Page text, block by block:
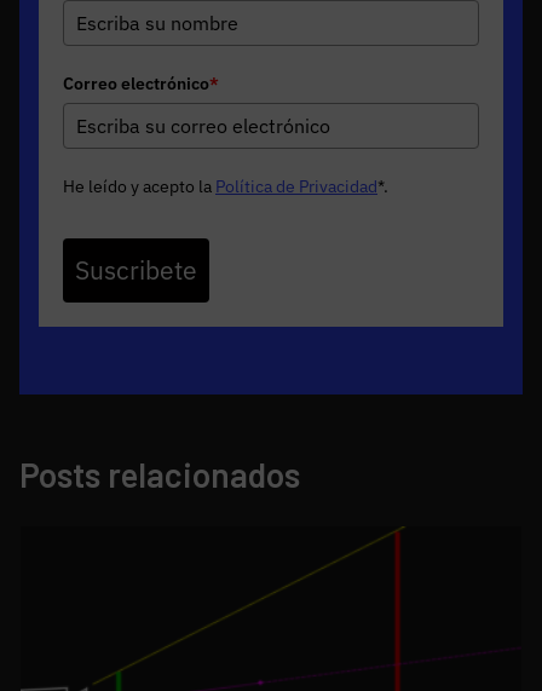
Correo electrónico*
He leído y acepto la Política de Privacidad*.
Suscribete
Posts relacionados